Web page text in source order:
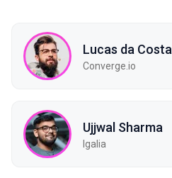
Lucas da Costa
Converge.io
Ujjwal Sharma
Igalia